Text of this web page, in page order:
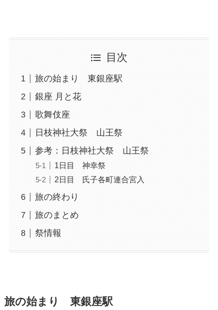
目次
旅の始まり 東銀座駅
銀座 月と花
歌舞伎座
日枝神社大祭 山王祭
参考：日枝神社大祭 山王祭
1日目 神幸祭
2日目 氏子各町連合宮入
旅の終わり
旅のまとめ
祭情報
旅の始まり 東銀座駅